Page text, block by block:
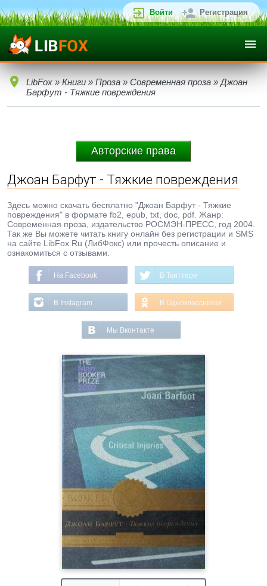
Войти Регистрация
LibFox » Книги » Проза » Современная проза » Джоан
Барфут - Тяжкие повреждения
Авторские права
Джоан Барфут - Тяжкие повреждения
Здесь можно скачать бесплатно "Джоан Барфут - Тяжкие
повреждения" в формате fb2, epub, txt, doc, pdf. Жанр:
Современная проза, издательство РОСМЭН-ПРЕСС, год 2004.
Так же Вы можете читать книгу онлайн без регистрации и SMS
на сайте LibFox.Ru (ЛибФокс) или прочесть описание и
ознакомиться с отзывами.
На Facebook В Твиттере
В Instagram В Одноклассниках
Мы Вконтакте